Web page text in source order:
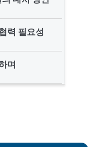
력 필요성
며